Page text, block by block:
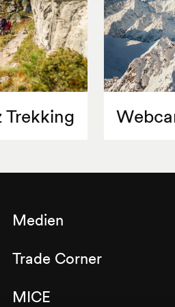
im französischsprachigen
Tourisme erhältlich.
Trekking
Medien
Trade Corner
MICE